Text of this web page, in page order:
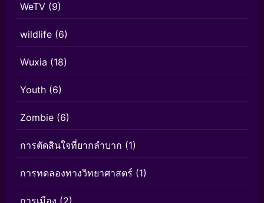
WeTV (9)
wildlife (6)
Wuxia (18)
Youth (6)
Zombie (6)
การตัดสินใจที่ยากลำบาก (1)
การทดลองทางวิทยาศาสตร์ (1)